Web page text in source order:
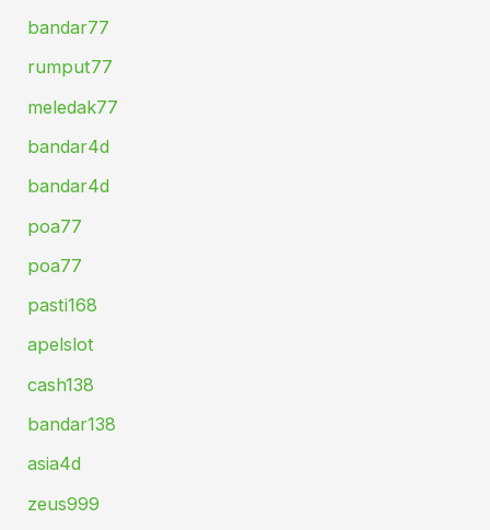
bandar77
rumput77
meledak77
bandar4d
bandar4d
poa77
poa77
pasti168
apelslot
cash138
bandar138
asia4d
zeus999